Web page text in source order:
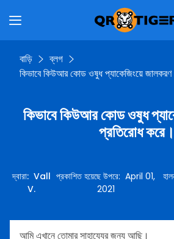
বাড়ি
ব্লগ
কিভাবে কিউআর কোড ওষুধ প্যাকেজিংয়ে
কিভাবে কিউআর কোড ওষুধ
প্রতিরোধ করে।
দ্বারা: Vall
V.
প্রকাশিত হয়েছে উপরে:April 01,
2021
আমি এখানে তোমার সাহায্যের জন্য আছি।